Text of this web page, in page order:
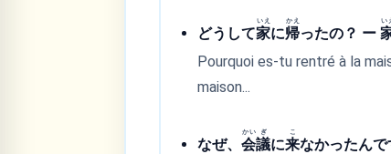
どうして家
いえ
に帰
かえ
ったの？ ー
い
Pourquoi es-tu rentré à la
maison...
なぜ、会
かい
議
ぎ
に来
こ
なかったん